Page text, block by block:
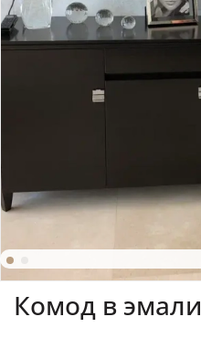
Комод в эмали